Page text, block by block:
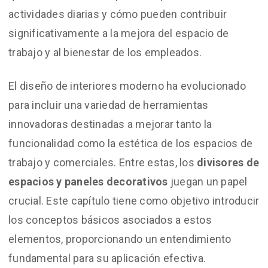
actividades diarias y cómo pueden contribuir
significativamente a la mejora del espacio de
trabajo y al bienestar de los empleados.
El diseño de interiores moderno ha evolucionado
para incluir una variedad de herramientas
innovadoras destinadas a mejorar tanto la
funcionalidad como la estética de los espacios de
trabajo y comerciales. Entre estas, los divisores de
espacios y paneles decorativos juegan un papel
crucial. Este capítulo tiene como objetivo introducir
los conceptos básicos asociados a estos
elementos, proporcionando un entendimiento
fundamental para su aplicación efectiva.